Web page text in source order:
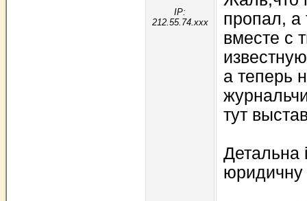
IP:
212.55.74.xxx
пропал, а
вместе с
а теперь
тут
Детальна
юридичну